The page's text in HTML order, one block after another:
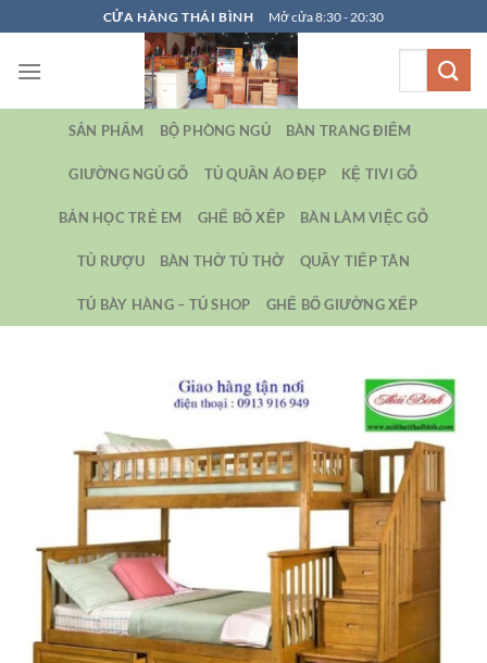
qua
nội
CỬA HÀNG THÁI BÌNH Mở cửa 8:30 - 20:30
SẢN PHẨM BỘ PHÒNG NGỦ BÀN TRANG ĐIỂM
GIƯỜNG NGỦ GỖ TỦ QUẦN ÁO ĐẸP KỆ TIVI GỖ
BẢN HỌC TRẺ EM GHẾ BỐ XẾP BÀN LÀM VIỆC GỖ
TỦ RƯỢU BÀN THỜ TỦ THỜ QUẦY TIẾP TÂN
TỦ BÀY HÀNG – TỦ SHOP GHẾ BỐ GIƯỜNG XẾP